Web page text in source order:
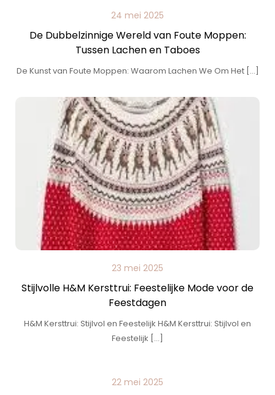
24 mei 2025
De Dubbelzinnige Wereld van Foute Moppen:
Tussen Lachen en Taboes
De Kunst van Foute Moppen: Waarom Lachen We Om Het […]
23 mei 2025
Stijlvolle H&M Kersttrui: Feestelijke Mode voor de
Feestdagen
H&M Kersttrui: Stijlvol en Feestelijk H&M Kersttrui: Stijlvol en
Feestelijk […]
22 mei 2025